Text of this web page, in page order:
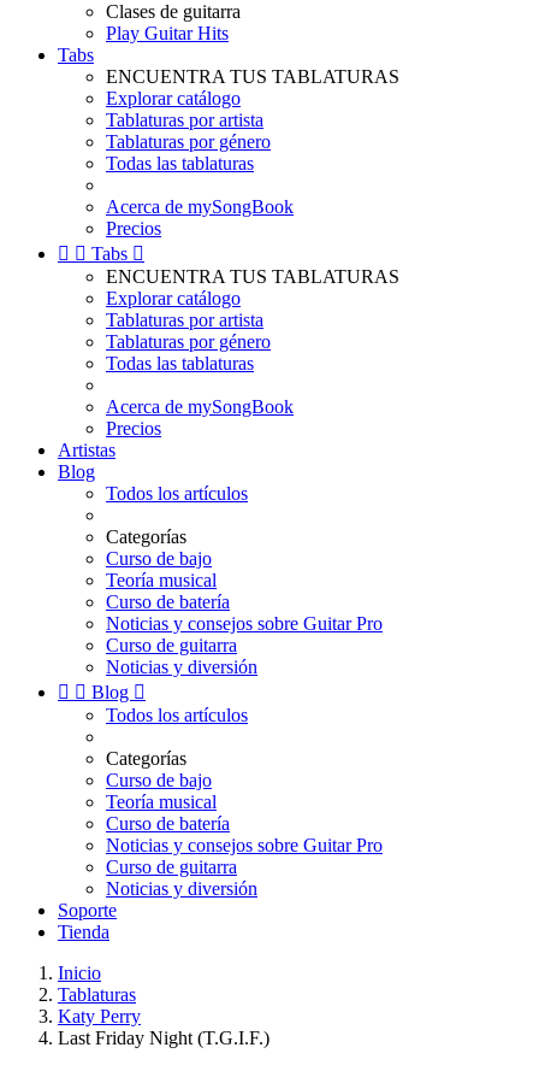
Clases de guitarra
Play Guitar Hits
Tabs
ENCUENTRA TUS TABLATURAS
Explorar catálogo
Tablaturas por artista
Tablaturas por género
Todas las tablaturas
Acerca de mySongBook
Precios
  Tabs 
ENCUENTRA TUS TABLATURAS
Explorar catálogo
Tablaturas por artista
Tablaturas por género
Todas las tablaturas
Acerca de mySongBook
Precios
Artistas
Blog
Todos los artículos
Categorías
Curso de bajo
Teoría musical
Curso de batería
Noticias y consejos sobre Guitar Pro
Curso de guitarra
Noticias y diversión
  Blog 
Todos los artículos
Categorías
Curso de bajo
Teoría musical
Curso de batería
Noticias y consejos sobre Guitar Pro
Curso de guitarra
Noticias y diversión
Soporte
Tienda
Inicio
Tablaturas
Katy Perry
Last Friday Night (T.G.I.F.)